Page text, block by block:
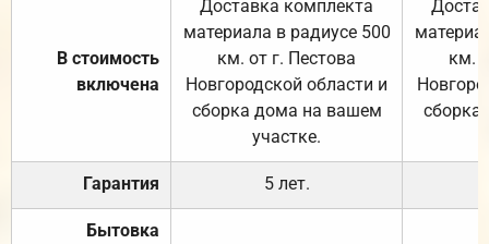
В стоимость
включена
Доставка комплекта
материала в радиусе 500
км. от г. Пестова
Новгородской области и
сборка дома на вашем
участке.
км.
Гарантия 5 лет.
Бытовка